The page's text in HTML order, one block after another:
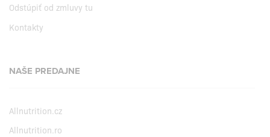
Odstúpiť od zmluvy tu
Kontakty
NAŠE PREDAJNE
Allnutrition.cz
Allnutrition.ro